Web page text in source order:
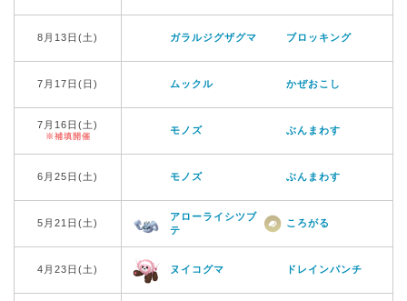
8月13日(土) ガラルジグザグマ ブロッキング
7月17日(日) ムックル かぜおこし
7月16日(土)
※補填開催
モノズ ぶんまわす
6月25日(土) モノズ ぶんまわす
5月21日(土)
アローライシツブ
テ
ころがる
4月23日(土) ヌイコグマ ドレインパンチ